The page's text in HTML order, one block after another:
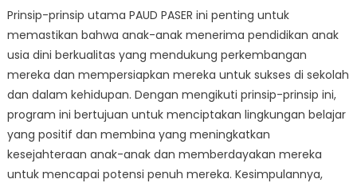
Prinsip-prinsip utama PAUD PASER ini penting untuk
memastikan bahwa anak-anak menerima pendidikan anak
usia dini berkualitas yang mendukung perkembangan
mereka dan mempersiapkan mereka untuk sukses di sekolah
dan dalam kehidupan. Dengan mengikuti prinsip-prinsip ini,
program ini bertujuan untuk menciptakan lingkungan belajar
yang positif dan membina yang meningkatkan
kesejahteraan anak-anak dan memberdayakan mereka
untuk mencapai potensi penuh mereka. Kesimpulannya,